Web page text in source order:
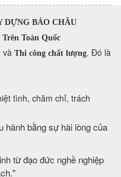
DỰNG BẢO CHÂU
Toàn Quốc
và Thi công chất lượng. Đó là
tình, chăm chỉ, trách
hãnh bằng sự hài lòng của
từ đạo đức nghề nghiệp